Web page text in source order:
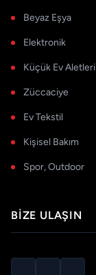
Beyaz Eşya
Elektronik
Küçük Ev Aletleri
Züccaciye
Ev Tekstil
Kişisel Bakım
Spor, Outdoor
BIZE ULAŞIN